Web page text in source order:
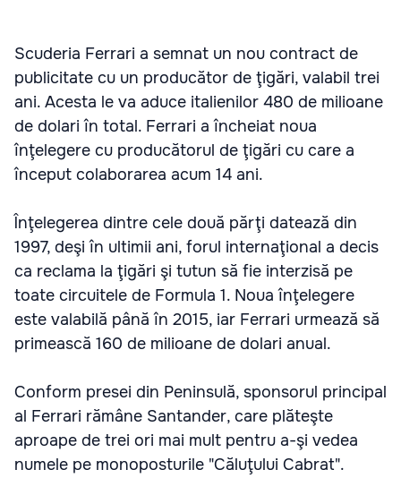
Scuderia Ferrari a semnat un nou contract de
publicitate cu un producător de ţigări, valabil trei
ani. Acesta le va aduce italienilor 480 de milioane
de dolari în total. Ferrari a încheiat noua
înţelegere cu producătorul de ţigări cu care a
început colaborarea acum 14 ani.
Înţelegerea dintre cele două părţi datează din
1997, deşi în ultimii ani, forul internaţional a decis
ca reclama la ţigări şi tutun să fie interzisă pe
toate circuitele de Formula 1. Noua înţelegere
este valabilă până în 2015, iar Ferrari urmează să
primească 160 de milioane de dolari anual.
Conform presei din Peninsulă, sponsorul principal
al Ferrari rămâne Santander, care plăteşte
aproape de trei ori mai mult pentru a-şi vedea
numele pe monoposturile "Căluţului Cabrat".